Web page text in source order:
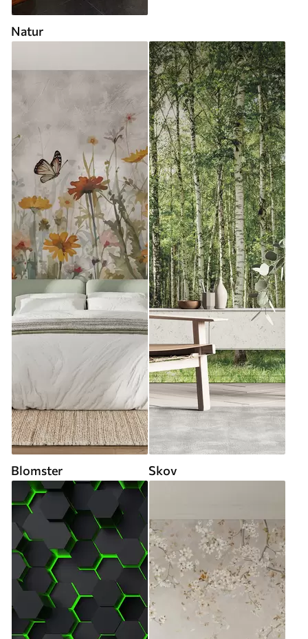
Natur
Blomster Skov